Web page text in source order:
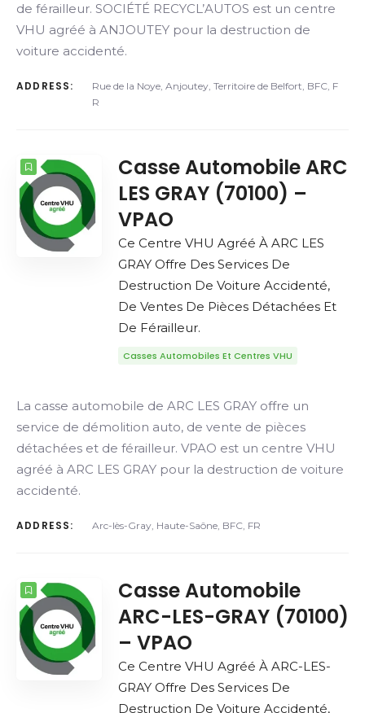
de férailleur. SOCIÉTÉ RECYCL’AUTOS est un centre
VHU agréé à ANJOUTEY pour la destruction de
voiture accidenté.
ADDRESS:
Rue de la Noye, Anjoutey, Territoire de Belfort, BFC, F
R
Casse Automobile ARC
LES GRAY (70100) –
VPAO
Ce Centre VHU Agréé À ARC LES
GRAY Offre Des Services De
Destruction De Voiture Accidenté,
De Ventes De Pièces Détachées Et
De Férailleur.
Casses Automobiles Et Centres VHU
La casse automobile de ARC LES GRAY offre un
service de démolition auto, de vente de pièces
détachées et de férailleur. VPAO est un centre VHU
agréé à ARC LES GRAY pour la destruction de voiture
accidenté.
ADDRESS: Arc-lès-Gray, Haute-Saône, BFC, FR
Casse Automobile
ARC-LES-GRAY (70100)
– VPAO
Ce Centre VHU Agréé À ARC-LES-
GRAY Offre Des Services De
Destruction De Voiture Accidenté,